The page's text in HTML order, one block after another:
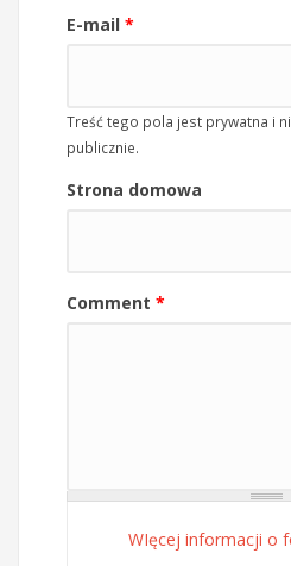
E-mail *
Treść tego pola jest prywatna i
publicznie.
Strona domowa
Comment *
WIęcej informacji o